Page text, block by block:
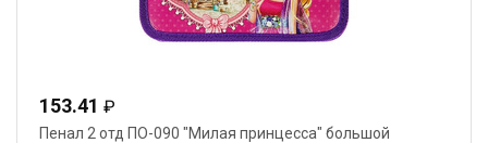
153.41 ₽
Пенал 2 отд ПО-090 "Милая принцесса" большой